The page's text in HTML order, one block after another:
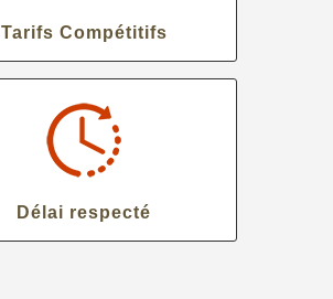
Tarifs Compétitifs
Délai respecté